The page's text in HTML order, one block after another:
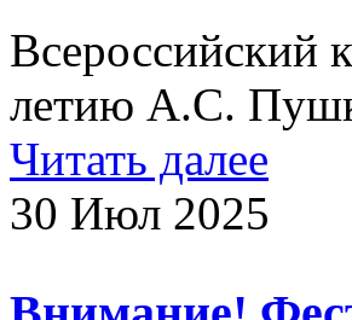
Всероссийский
летию А.С.
Читать далее
30 Июл 2025